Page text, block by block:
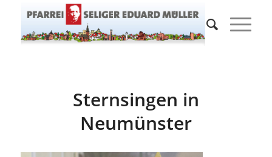
Sternsingen in
Neumünster